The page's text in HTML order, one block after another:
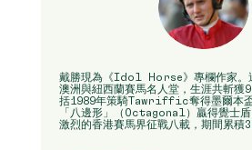
戴勝現為《Idol Horse》專欄作家。
澳洲與紐西蘭賽馬名人堂，生涯共斬獲
括1989年策騎Tawriffic奪得墨爾本盃
「八邊形」（Octagonal）贏得覺士
激烈的香港賽馬界征戰八載，期間累積